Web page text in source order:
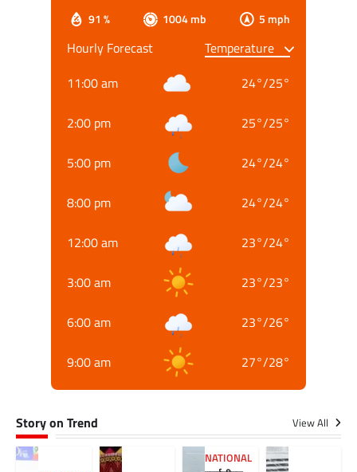
91 % 1004 mb 5 mph
Hourly Forecast
11:00 am
24°/25°
2:00 pm 25°/25°
5:00 pm 24°/24°
8:00 pm 24°/24°
12:00 am 23°/24°
3:00 am 23°/23°
6:00 am 23°/26°
9:00 am 27°/28°
Story on Trend View All
NATIONAL